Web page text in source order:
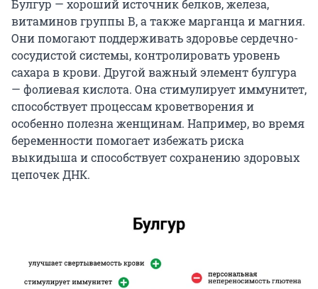
Булгур — хороший источник белков, железа,
витаминов группы В, а также марганца и магния.
Они помогают поддерживать здоровье сердечно-
сосудистой системы, контролировать уровень
сахара в крови. Другой важный элемент булгура
— фолиевая кислота. Она стимулирует иммунитет,
способствует процессам кроветворения и
особенно полезна женщинам. Например, во время
беременности помогает избежать риска
выкидыша и способствует сохранению здоровых
цепочек ДНК.